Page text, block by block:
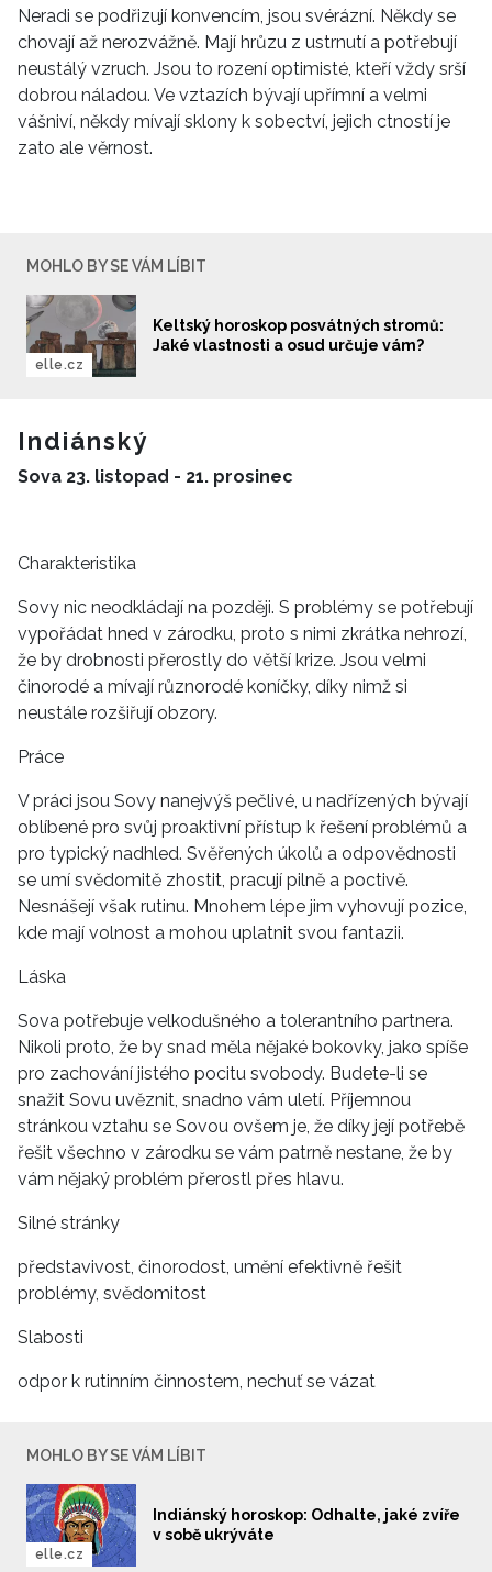
Neradi se podřizují konvencím, jsou svérázní. Někdy se
chovají až nerozvážně. Mají hrůzu z ustrnutí a potřebují
neustálý vzruch. Jsou to rození optimisté, kteří vždy srší
dobrou náladou. Ve vztazích bývají upřímní a velmi
vášniví, někdy mívají sklony k sobectví, jejich ctností je
zato ale věrnost.
MOHLO BY SE VÁM LÍBIT
Keltský horoskop posvátných stromů:
Jaké vlastnosti a osud určuje vám?
elle.cz
Indiánský
Sova 23. listopad - 21. prosinec
Charakteristika
Sovy nic neodkládají na později. S problémy se potřebují
vypořádat hned v zárodku, proto s nimi zkrátka nehrozí,
že by drobnosti přerostly do větší krize. Jsou velmi
činorodé a mívají různorodé koníčky, díky nimž si
neustále rozšiřují obzory.
Práce
V práci jsou Sovy nanejvýš pečlivé, u nadřízených bývají
oblíbené pro svůj proaktivní přístup k řešení problémů a
pro typický nadhled. Svěřených úkolů a odpovědnosti
se umí svědomitě zhostit, pracují pilně a poctivě.
Nesnášejí však rutinu. Mnohem lépe jim vyhovují pozice,
kde mají volnost a mohou uplatnit svou fantazii.
Láska
Sova potřebuje velkodušného a tolerantního partnera.
Nikoli proto, že by snad měla nějaké bokovky, jako spíše
pro zachování jistého pocitu svobody. Budete-li se
snažit Sovu uvěznit, snadno vám uletí. Příjemnou
stránkou vztahu se Sovou ovšem je, že díky její potřebě
řešit všechno v zárodku se vám patrně nestane, že by
vám nějaký problém přerostl přes hlavu.
Silné stránky
představivost, činorodost, umění efektivně řešit
problémy, svědomitost
Slabosti
odpor k rutinním činnostem, nechuť se vázat
MOHLO BY SE VÁM LÍBIT
Indiánský horoskop: Odhalte, jaké zvíře
v sobě ukrýváte
elle.cz